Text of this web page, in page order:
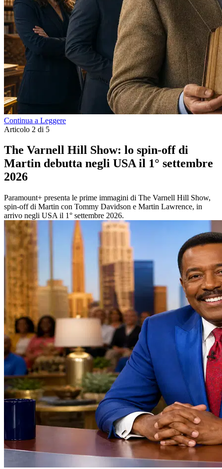
Continua a Leggere
Articolo 2 di 5
The Varnell Hill Show: lo spin-off di
Martin debutta negli USA il 1° settembre
2026
Paramount+ presenta le prime immagini di The Varnell Hill Show,
spin-off di Martin con Tommy Davidson e Martin Lawrence, in
arrivo negli USA il 1° settembre 2026.